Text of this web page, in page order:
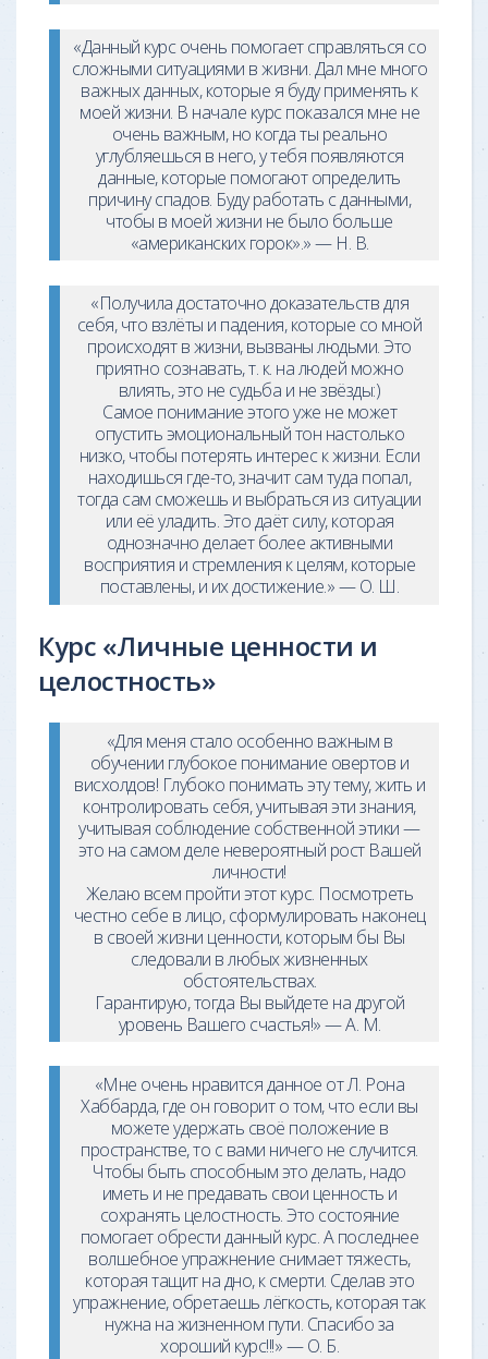
«Данный курс очень помогает справляться со
сложными ситуациями в жизни. Дал мне много
важных данных, которые я буду применять к
моей жизни. В начале курс показался мне не
очень важным, но когда ты реально
углубляешься в него, у тебя появляются
данные, которые помогают определить
причину спадов. Буду работать с данными,
чтобы в моей жизни не было больше
«американских горок».» — Н. В.
«Получила достаточно доказательств для
себя, что взлёты и падения, которые со мной
происходят в жизни, вызваны людьми. Это
приятно сознавать, т. к. на людей можно
влиять, это не судьба и не звёзды:)
Самое понимание этого уже не может
опустить эмоциональный тон настолько
низко, чтобы потерять интерес к жизни. Если
находишься где-то, значит сам туда попал,
тогда сам сможешь и выбраться из ситуации
или её уладить. Это даёт силу, которая
однозначно делает более активными
восприятия и стремления к целям, которые
поставлены, и их достижение.» — О. Ш.
Курс «Личные ценности и
целостность»
«Для меня стало особенно важным в
обучении глубокое понимание овертов и
висхолдов! Глубоко понимать эту тему, жить и
контролировать себя, учитывая эти знания,
учитывая соблюдение собственной этики —
это на самом деле невероятный рост Вашей
личности!
Желаю всем пройти этот курс. Посмотреть
честно себе в лицо, сформулировать наконец
в своей жизни ценности, которым бы Вы
следовали в любых жизненных
обстоятельствах.
Гарантирую, тогда Вы выйдете на другой
уровень Вашего счастья!» — А. М.
«Мне очень нравится данное от Л. Рона
Хаббарда, где он говорит о том, что если вы
можете удержать своё положение в
пространстве, то с вами ничего не случится.
Чтобы быть способным это делать, надо
иметь и не предавать свои ценность и
сохранять целостность. Это состояние
помогает обрести данный курс. А последнее
волшебное упражнение снимает тяжесть,
которая тащит на дно, к смерти. Сделав это
упражнение, обретаешь лёгкость, которая так
нужна на жизненном пути. Спасибо за
хороший курс!!!» — О. Б.